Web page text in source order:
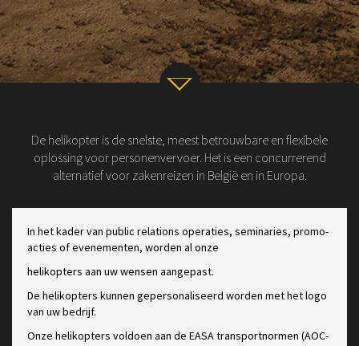
v
De helikopter is de snelste, meest betrouwbare en flexibele
oplossing voor personenvervoer. Het is een concurrerend
alternatief voor zakenreizen in België en in Europa.
In het kader van public relations operaties, seminaries, promo-
acties of evenementen, worden al onze
helikopters aan uw wensen aangepast.
De helikopters kunnen gepersonaliseerd worden met het logo
van uw bedrijf.
Onze helikopters voldoen aan de EASA transportnormen (AOC-